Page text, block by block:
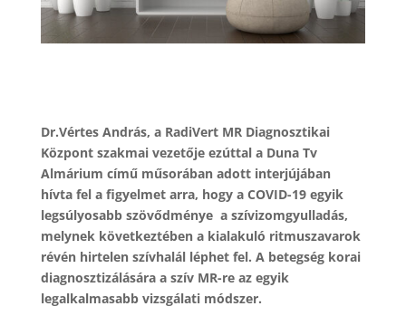
Dr.Vértes András, a RadiVert MR Diagnosztikai
Központ szakmai vezetője ezúttal a Duna Tv
Almárium című műsorában adott interjújában
hívta fel a figyelmet arra, hogy a COVID-19 egyik
legsúlyosabb szövődménye a szívizomgyulladás,
melynek következtében a kialakuló ritmuszavarok
révén hirtelen szívhalál léphet fel. A betegség korai
diagnosztizálására a szív MR-re az egyik
legalkalmasabb vizsgálati módszer.